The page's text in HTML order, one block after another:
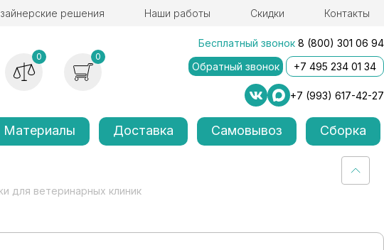
решения Наши работы Скидки Контакты
0 0
Бесплатный звонок 8 (800) 301 06 94
Обратный звонок
+7 495 234 01 34
+7 (993) 617-42-27
Материалы Доставка Самовывоз Сборка
для ветеринарных клиник